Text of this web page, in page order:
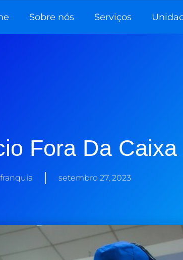
Sobre nós Serviços
Fora Da Caixa
setembro 27, 2023